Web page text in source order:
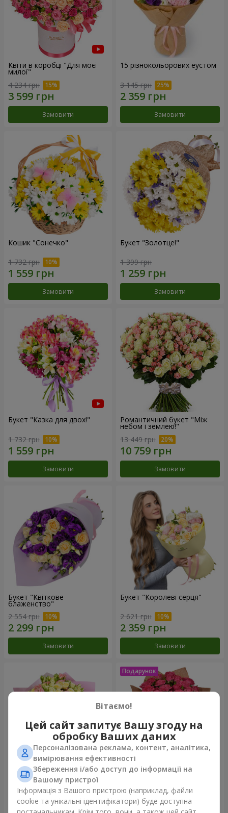
Квіти в коробці "Для моєї
милої"
4 234 грн
Замовити
15 різнокольорових еустом
3 145 грн
Замовити
Кошик "Сонечко"
1 732 грн
Замовити
Букет "Золотце!"
1 399 грн
Замовити
Букет "Казка для двох!"
1 732 грн
Замовити
Романтичний букет "Між
небом і землею!"
13 449 грн
Замовити
Букет "Квіткове
блаженство"
2 554 грн
Замовити
Букет "Королеві серця"
2 621 грн
Замовити
Мікс "Планета троянд" із 51
кущової троянди
6 540 грн
Букет "Чарівність" з
2 624 грн
Вітаємо!
Цей сайт запитує Вашу згоду на
обробку Ваших даних
Персоналізована реклама, контент, аналітика,
вимірювання ефективності
Збереження і/або доступ до інформації на
Вашому пристрої
Інформація з Вашого пристрою (наприклад, файли
cookie та унікальні ідентифікатори) буде доступна